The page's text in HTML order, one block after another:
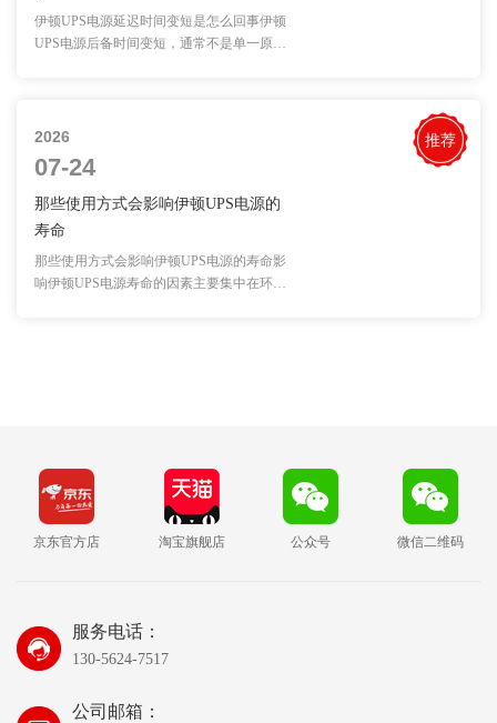
伊顿UPS电源延迟时间变短是怎么回事伊顿
UPS电源后备时间变短，通常不是单一原因
推荐
2026
07-24
那些使用方式会影响伊顿UPS电源的
寿命
那些使用方式会影响伊顿UPS电源的寿命影
响伊顿UPS电源寿命的因素主要集中在环
京东官方店 淘宝旗舰店 公众号 微信二维码
服务电话：
130-5624-7517
公司邮箱：